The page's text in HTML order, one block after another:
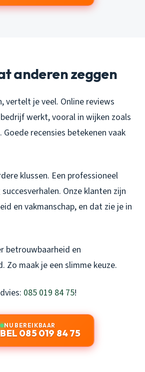
anderen zeggen
vertelt je veel. Online reviews
werkt, vooral in wijken zoals
recensies betekenen vaak
klussen. Een professioneel
Onze klanten zijn
en vakmanschap, en dat zie je in
betrouwbaarheid en
Zo maak je een slimme keuze.
085 019 84 75!
NU BEREIKBAAR
BEL 085 019 84 75